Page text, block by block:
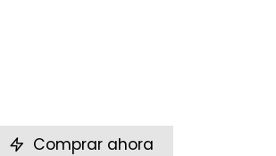
Comprar ahora